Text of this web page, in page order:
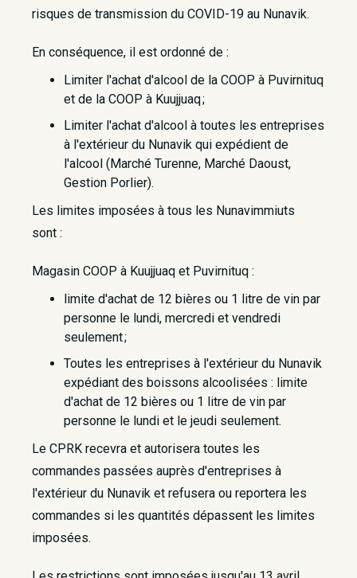
risques de transmission du COVID-19 au Nunavik.
En conséquence, il est ordonné de :
Limiter l'achat d'alcool de la COOP à Puvirnituq
et de la COOP à Kuujjuaq ;
Limiter l'achat d'alcool à toutes les entreprises
à l'extérieur du Nunavik qui expédient de
l'alcool (Marché Turenne, Marché Daoust,
Gestion Porlier).
Les limites imposées à tous les Nunavimmiuts
sont :
Magasin COOP à Kuujjuaq et Puvirnituq :
limite d'achat de 12 bières ou 1 litre de vin par
personne le lundi, mercredi et vendredi
seulement ;
Toutes les entreprises à l'extérieur du Nunavik
expédiant des boissons alcoolisées : limite
d'achat de 12 bières ou 1 litre de vin par
personne le lundi et le jeudi seulement.
Le CPRK recevra et autorisera toutes les
commandes passées auprès d'entreprises à
l'extérieur du Nunavik et refusera ou reportera les
commandes si les quantités dépassent les limites
imposées.